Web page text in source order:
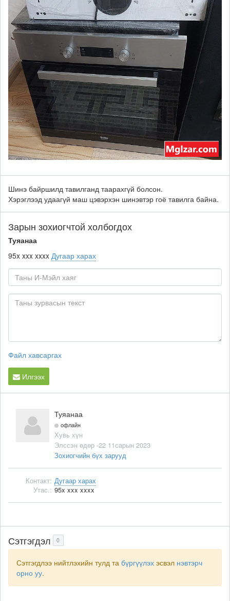
Шинэ байршилд тавилганд таарахгүй болсон.
Хэрэглээд удаагүй маш цэвэрхэн шинэвтэр гоё тавилга байна.
Зарын зохиогчтой холбогдох
Туяанаа
95x xxx xxxx Дугаар харах
Файл хавсаргах
Илгээх
Туяанаа
офлайн
Хувь хүн
Элссэн өдөр -22 11сарын 2023
Зохиогчийн бүх зарууд
Контакт: Дугаар харах
Утас.: 95x xxx xxxx
Сэтгэгдэл 0
Сэтгэгдлээ нийтлэхийн тулд та бүргүүлэх эсвэл нэвтэрч
орно уу.